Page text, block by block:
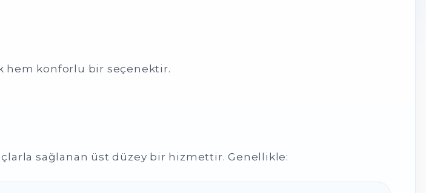
hem konforlu bir seçenektir.
sağlanan üst düzey bir hizmettir. Genellikle: